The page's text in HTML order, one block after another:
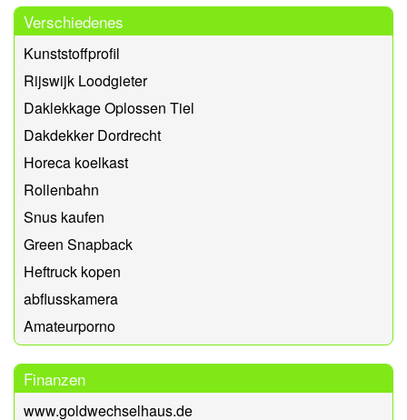
Verschiedenes
Kunststoffprofil
Rijswijk Loodgieter
Daklekkage Oplossen Tiel
Dakdekker Dordrecht
Horeca koelkast
Rollenbahn
Snus kaufen
Green Snapback
Heftruck kopen
abflusskamera
Amateurporno
Finanzen
www.goldwechselhaus.de